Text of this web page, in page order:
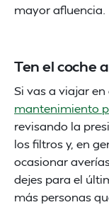
mayor afluencia.
Ten el coche
Si vas a viajar
mantenimiento
revisando la
los filtros y, en
ocasionar
dejes para el
más personas